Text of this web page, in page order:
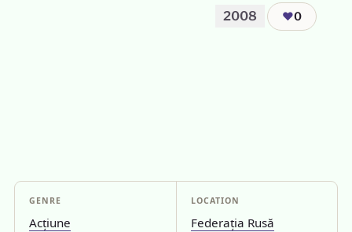
2008 ❤0
GENRE
Acțiune
LOCATION
Federația Rusă